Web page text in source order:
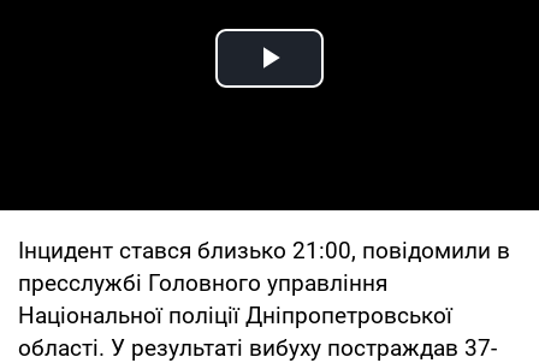
Play Video
Інцидент стався близько 21:00, повідомили в
пресслужбі Головного управління
Національної поліції Дніпропетровської
області. У результаті вибуху постраждав 37-